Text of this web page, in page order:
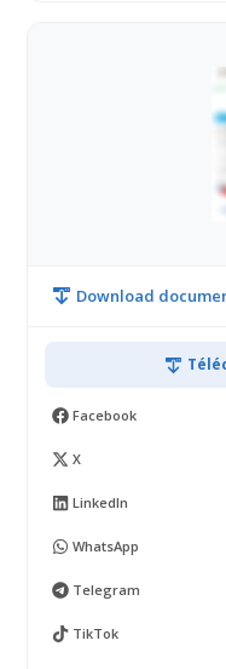
Download
Facebook
X
LinkedIn
WhatsApp
Telegram
TikTok